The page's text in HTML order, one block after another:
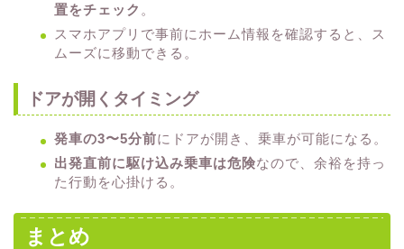
置をチェック 。
スマホアプリで事前にホーム情報を確認すると、ス
ムーズに移動できる。
ドアが開くタイミング
発車の3〜5分前にドアが開き、乗車が可能になる。
出発直前に駆け込み乗車は危険なので、余裕を持っ
た行動を心掛ける。
まとめ